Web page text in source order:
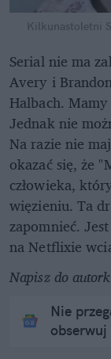
Kilkunastoletni
Serial nie ma
Avery i
Halbach.
Jednak nie
Na razie nie
okazać się, że
człowieka,
więzieniu. Ta
zapomnieć.
na Netflixie
Napisz do
Nie
obserwuj